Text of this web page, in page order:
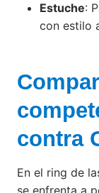
Estuche:
con estilo
contra
En el ring de
se enfrenta a